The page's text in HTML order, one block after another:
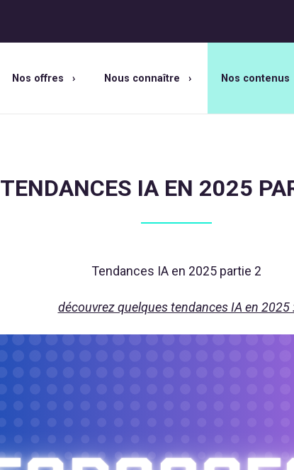
Nos offres Nous connaître Nos contenus
TENDANCES IA EN 2025
Tendances IA en 2025 partie 2
découvrez quelques tendances IA en 2025